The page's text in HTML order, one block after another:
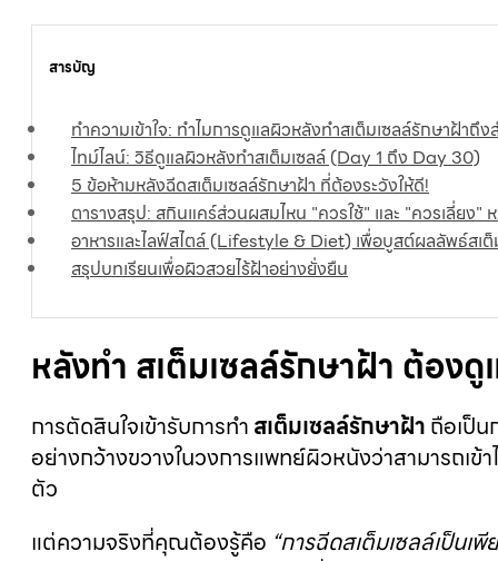
สารบัญ
ทำความเข้าใจ: ทำไมการดูแลผิวหลังทำสเต็มเซลล์รักษาฝ้า
ไทม์ไลน์: วิธีดูแลผิวหลังทำสเต็มเซลล์ (Day 1 ถึง Day 30)
5 ข้อห้ามหลังฉีดสเต็มเซลล์รักษาฝ้า ที่ต้องระวังให้ดี!
ตารางสรุป: สกินแคร์ส่วนผสมไหน "ควรใช้" และ "ควรเลี่ยง"
อาหารและไลฟ์สไตล์ (Lifestyle & Diet) เพื่อบูสต์ผลลัพธ์สเต็
สรุปบทเรียนเพื่อผิวสวยไร้ฝ้าอย่างยั่งยืน
หลังทำ สเต็มเซลล์รักษาฝ้า ต้องดู
การตัดสินใจเข้ารับการทำสเต็มเซลล์รักษาฝ้าถือเป็
อย่างกว้างขวางในวงการแพทย์ผิวหนังว่าสามารถเ
ตัว
แต่ความจริงที่คุณต้องรู้คือ “การฉีดสเต็มเซลล์เป็น